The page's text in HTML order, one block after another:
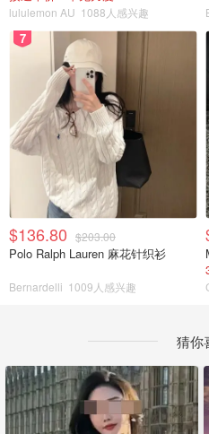
lululemon AU 1088人感兴趣
7
$136.80 $203.00
Polo Ralph Lauren 麻花针织衫
Bernardelli 1009人感兴趣
猜你